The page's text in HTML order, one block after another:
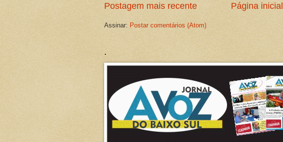
Postagem mais recente Página inicial
Assinar: Postar comentários (Atom)
.